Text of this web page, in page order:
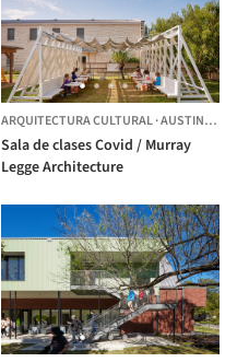
ESTADOS UNIDOS
ARQUITECTURA CULTURAL·AUSTIN,
Sala de clases Covid / Murray
Legge Architecture